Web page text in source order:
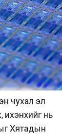
чухал эл
ихэнхийг нь
Хятадын